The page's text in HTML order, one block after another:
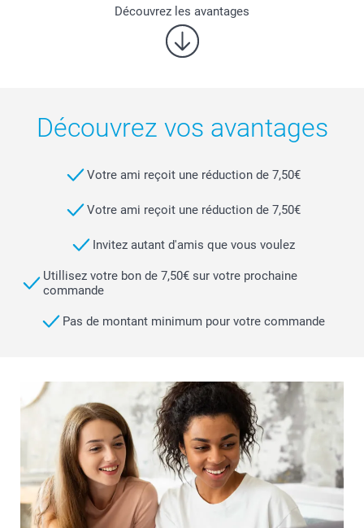
Découvrez les avantages
Découvrez vos avantages
Votre ami reçoit une réduction de 7,50€
Votre ami reçoit une réduction de 7,50€
Invitez autant d'amis que vous voulez
Utillisez votre bon de 7,50€ sur votre prochaine
commande
Pas de montant minimum pour votre commande